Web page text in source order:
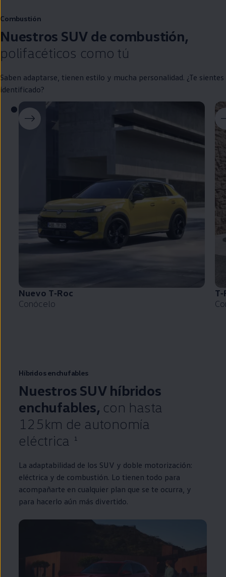
Combustión
Nuestros SUV de combustión,
polifacéticos como tú
Saben adaptarse, tienen estilo y mucha personalidad. ¿Te sientes
identificado?
Nuevo T‑Roc
Conócelo
Híbridos enchufables
Nuestros SUV híbridos
enchufables, con hasta
125km de autonomía
eléctrica
1
La adaptabilidad de los SUV y doble motorización:
eléctrica y de combustión. Lo tienen todo para
acompañarte en cualquier plan que se te ocurra, y
para hacerlo aún más divertido.